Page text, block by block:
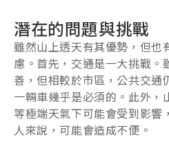
潛在的問題與挑戰
雖然山上透天有其優勢，但也
慮。首先，交通是一大挑戰。
善，但相較於市區，公共交通
一輛車幾乎是必須的。此外，
等極端天氣下可能會受到影響
人來說，可能會造成不便。